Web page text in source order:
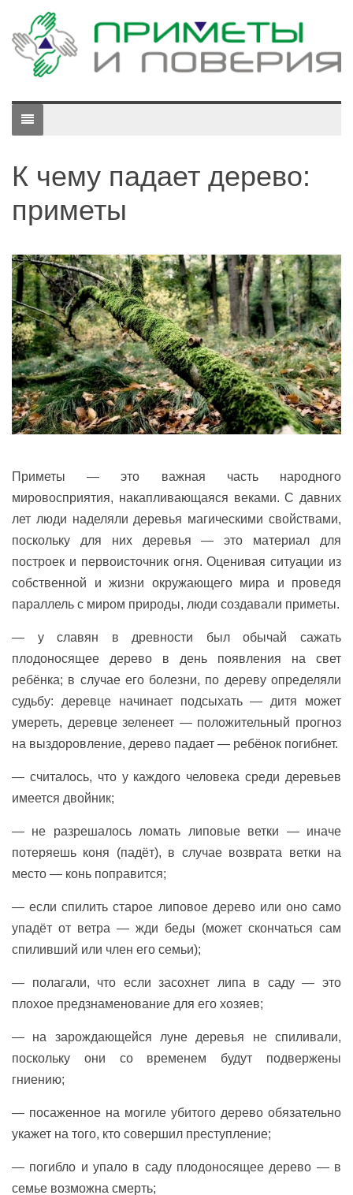
К чему падает дерево:
приметы
Приметы — это важная часть народного
мировосприятия, накапливающаяся веками. С давних
лет люди наделяли деревья магическими свойствами,
поскольку для них деревья — это материал для
построек и первоисточник огня. Оценивая ситуации из
собственной и жизни окружающего мира и проведя
параллель с миром природы, люди создавали приметы.
— у славян в древности был обычай сажать
плодоносящее дерево в день появления на свет
ребёнка; в случае его болезни, по дереву определяли
судьбу: деревце начинает подсыхать — дитя может
умереть, деревце зеленеет — положительный прогноз
на выздоровление, дерево падает — ребёнок погибнет.
— считалось, что у каждого человека среди деревьев
имеется двойник;
— не разрешалось ломать липовые ветки — иначе
потеряешь коня (падёт), в случае возврата ветки на
место — конь поправится;
— если спилить старое липовое дерево или оно само
упадёт от ветра — жди беды (может скончаться сам
спиливший или член его семьи);
— полагали, что если засохнет липа в саду — это
плохое предзнаменование для его хозяев;
— на зарождающейся луне деревья не спиливали,
поскольку они со временем будут подвержены
гниению;
— посаженное на могиле убитого дерево обязательно
укажет на того, кто совершил преступление;
— погибло и упало в саду плодоносящее дерево — в
семье возможна смерть;